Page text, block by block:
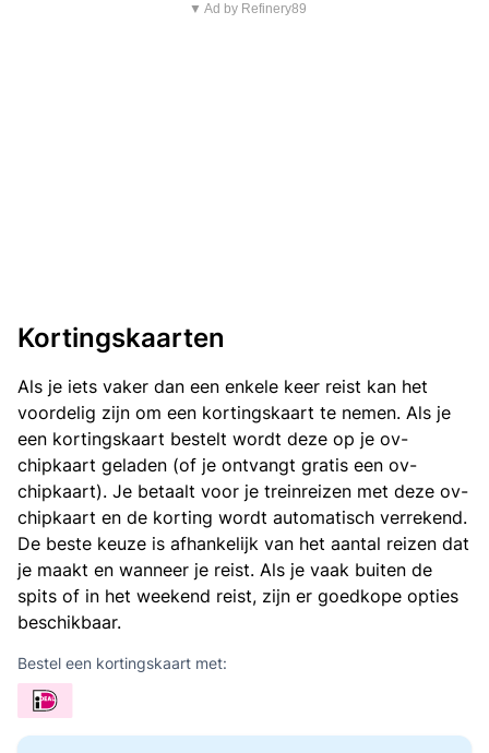
▼ Ad by Refinery89
Kortingskaarten
Als je iets vaker dan een enkele keer reist kan het
voordelig zijn om een kortingskaart te nemen. Als je
een kortingskaart bestelt wordt deze op je ov-
chipkaart geladen (of je ontvangt gratis een ov-
chipkaart). Je betaalt voor je treinreizen met deze ov-
chipkaart en de korting wordt automatisch verrekend.
De beste keuze is afhankelijk van het aantal reizen dat
je maakt en wanneer je reist. Als je vaak buiten de
spits of in het weekend reist, zijn er goedkope opties
beschikbaar.
Bestel een kortingskaart met: